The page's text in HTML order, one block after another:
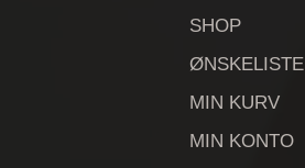
SHOP
ØNSKELISTE
MIN KURV
MIN KONTO